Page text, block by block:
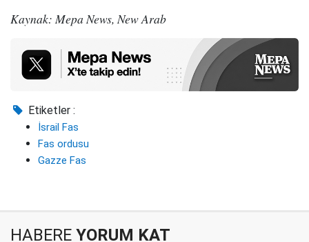
Kaynak: Mepa News, New Arab
Etiketler :
İsrail Fas
Fas ordusu
Gazze Fas
HABERE YORUM KAT